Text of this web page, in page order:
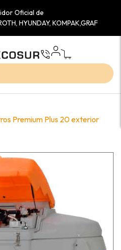
Oficial de
HYUNDAY, KOMPAK,GRAF
Premium Plus 20 exterior